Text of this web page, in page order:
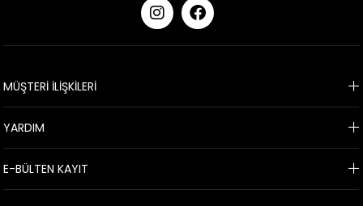
MÜŞTERİ İLİŞKİLERİ
YARDIM
E-BÜLTEN KAYIT